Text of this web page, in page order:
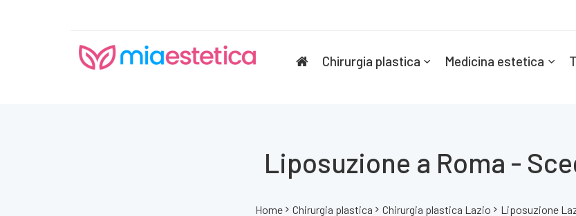
Chirurgia plastica Medicina estetica
Liposuzione a Roma -
Home Chirurgia plastica Chirurgia plastica Lazio Liposuzione